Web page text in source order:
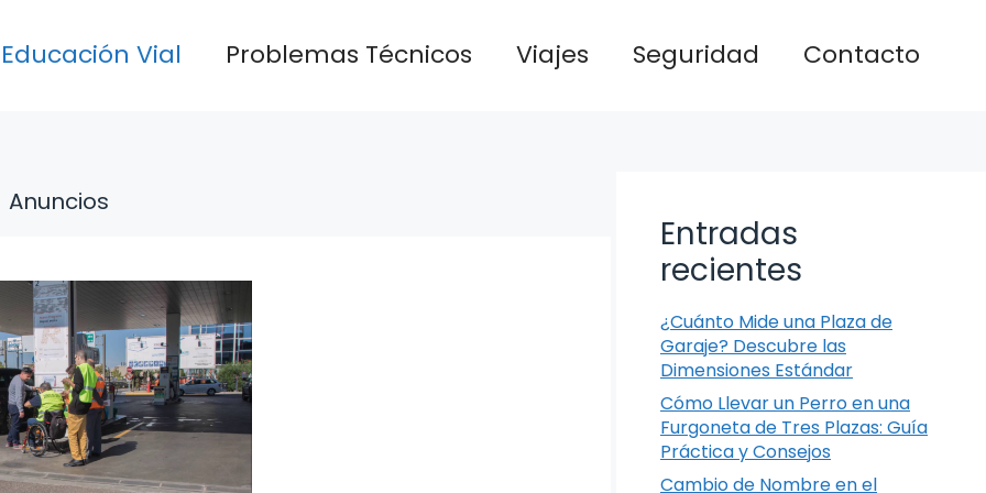
Educación Vial Problemas Técnicos Viajes Seguridad Contacto
Anuncios
Entradas
recientes
¿Cuánto Mide una Plaza de
Garaje? Descubre las
Dimensiones Estándar
Cómo Llevar un Perro en una
Furgoneta de Tres Plazas: Guía
Práctica y Consejos
Cambio de Nombre en el